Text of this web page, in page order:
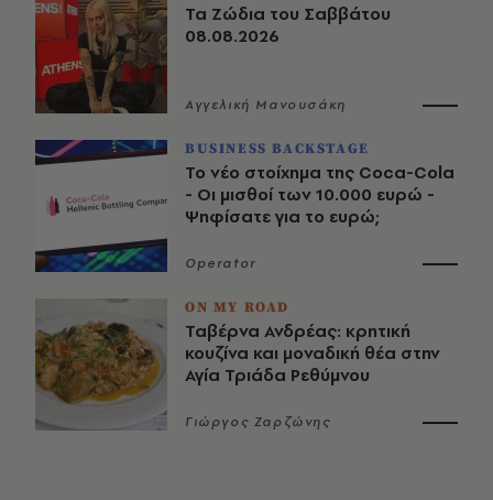
Τα Ζώδια του Σαββάτου
08.08.2026
Αγγελική Μανουσάκη
BUSINESS BACKSTAGE
Το νέο στοίχημα της Coca-Cola
- Οι μισθοί των 10.000 ευρώ -
Ψηφίσατε για το ευρώ;
Operator
ON MY ROAD
Ταβέρνα Ανδρέας: κρητική
κουζίνα και μοναδική θέα στην
Αγία Τριάδα Ρεθύμνου
Γιώργος Ζαρζώνης